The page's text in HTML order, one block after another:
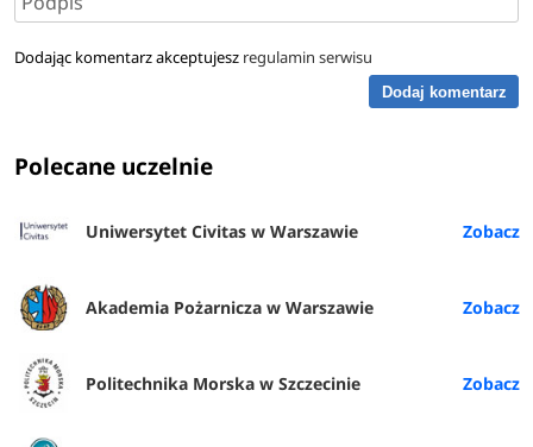
Dodając komentarz akceptujesz regulamin serwisu
Dodaj komentarz
Polecane uczelnie
Uniwersytet Civitas w Warszawie
Akademia Pożarnicza w Warszawie
Politechnika Morska w Szczecinie